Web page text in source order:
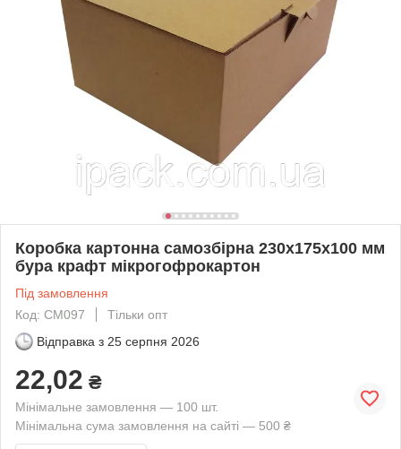
Коробка картонна самозбірна 230х175х100 мм
бура крафт мікрогофрокартон
Під замовлення
Код: СМ097
Тільки опт
Відправка з 25 серпня 2026
22,02 ₴
Мінімальне замовлення — 100 шт.
Мінімальна сума замовлення на сайті — 500 ₴